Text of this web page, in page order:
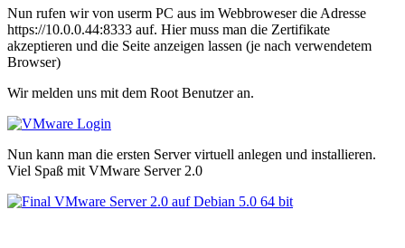
Nun rufen wir von userm PC aus im Webbroweser die Adresse
https://10.0.0.44:8333 auf. Hier muss man die Zertifikate
akzeptieren und die Seite anzeigen lassen (je nach verwendetem
Browser)
Wir melden uns mit dem Root Benutzer an.
Nun kann man die ersten Server virtuell anlegen und installieren.
Viel Spaß mit VMware Server 2.0